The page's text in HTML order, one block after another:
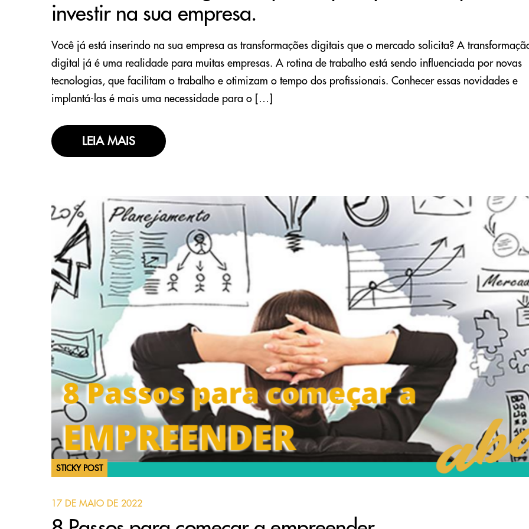
investir na sua empresa.
Você já está inserindo na sua empresa as transformações digitais que o mercado solicita? A
digital já é uma realidade para muitas empresas. A rotina de trabalho está sendo influenciada por novas
tecnologias, que facilitam o trabalho e otimizam o tempo dos profissionais. Conhecer essas novidades e
implantá-las é mais uma necessidade para o […]
LEIA MAIS
STICKY POST
17 DE MAIO DE 2022